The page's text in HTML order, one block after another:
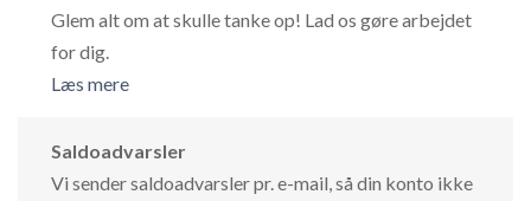
Glem alt om at skulle tanke op! Lad os gøre arbejdet
for dig.
Læs mere
Saldoadvarsler
Vi sender saldoadvarsler pr. e-mail, så din konto ikke